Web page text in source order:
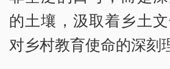
的土壤，汲取着乡土
对乡村教育使命的深刻